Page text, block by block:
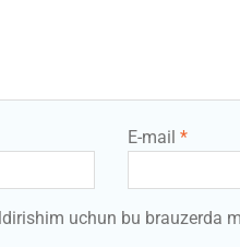
E-mail *
uchun bu brauzerda